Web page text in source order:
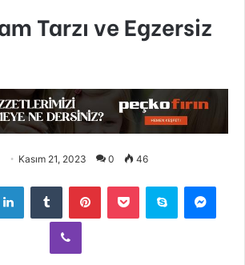
Tarzı ve Egzersiz
Kasım 21, 2023 0 46
LinkedInTumblr PinterestPocket Skype
Viber